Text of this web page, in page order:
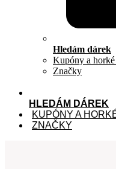
Hledám dárek
Kupóny a
Značky
HLEDÁM DÁREK
KUPÓNY A
ZNAČKY